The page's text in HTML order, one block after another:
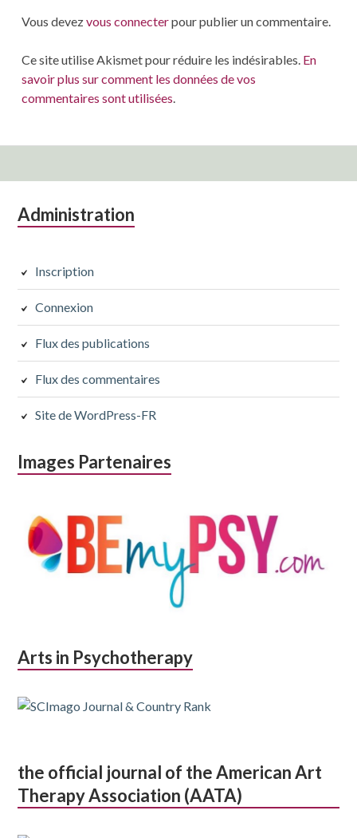
Vous devezvous connecterpour publier un commentaire.
Ce site utilise Akismet pour réduire les indésirables. En
savoir plus sur comment les données de vos
commentaires sont utilisées.
Colonne
subsidiaire
Administration
Inscription
Connexion
Flux des publications
Flux des commentaires
Site de WordPress-FR
Images Partenaires
Arts in Psychotherapy
the official journal of the American Art
Therapy Association (AATA)